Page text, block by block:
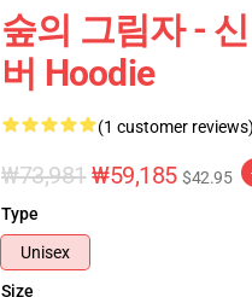
숲의 그림자 -
버 Hoodie
(1 customer reviews)
₩73,981 ₩59,185 $42.95
Type
Unisex
Size